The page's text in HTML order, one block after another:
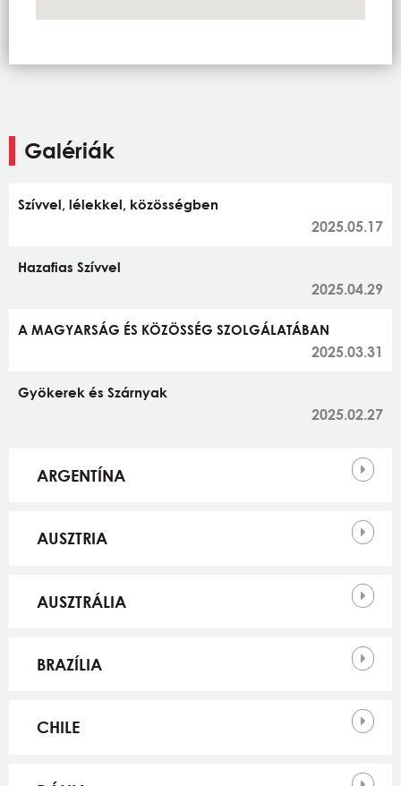
Galériák
Szívvel, lélekkel, közösségben
2025.05.17
Hazafias Szívvel
2025.04.29
A MAGYARSÁG ÉS KÖZÖSSÉG SZOLGÁLATÁBAN
2025.03.31
Gyökerek és Szárnyak
2025.02.27
Országok
ARGENTÍNA
AUSZTRIA
AUSZTRÁLIA
BRAZÍLIA
CHILE